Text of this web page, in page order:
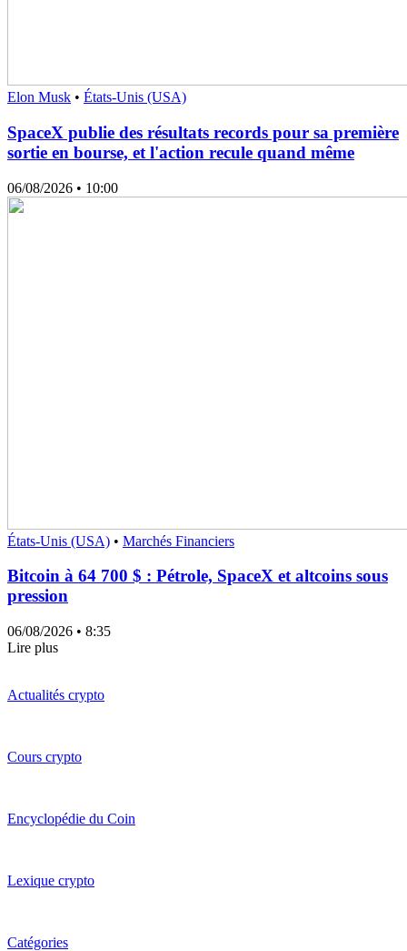
Elon Musk • États-Unis (USA)
SpaceX publie des résultats records pour sa première
sortie en bourse, et l'action recule quand même
06/08/2026 • 10:00
États-Unis (USA) • Marchés Financiers
Bitcoin à 64 700 $ : Pétrole, SpaceX et altcoins sous
pression
06/08/2026 • 8:35
Lire plus
Actualités crypto
Cours crypto
Encyclopédie du Coin
Lexique crypto
Catégories